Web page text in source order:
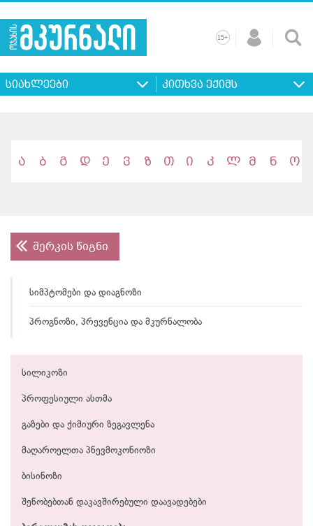
შესახებ ხშირად
კითხვები
15+
სიახლეები კითხვა ექიმს
ა ბ გ დ ე ვ ზ თ ი კ ლ მ ნ ო
მერკის წიგნი
სიმპტომები და დიაგნოზი
პროგნოზი, პრევენცია და მკურნალობა
სილიკოზი
პროფესიული ასთმა
გაზები და ქიმიური ზეგავლენა
მაღაროელთა პნევმოკონიოზი
ბისინოზი
შენობებთან დაკავშირებული დაავადებები